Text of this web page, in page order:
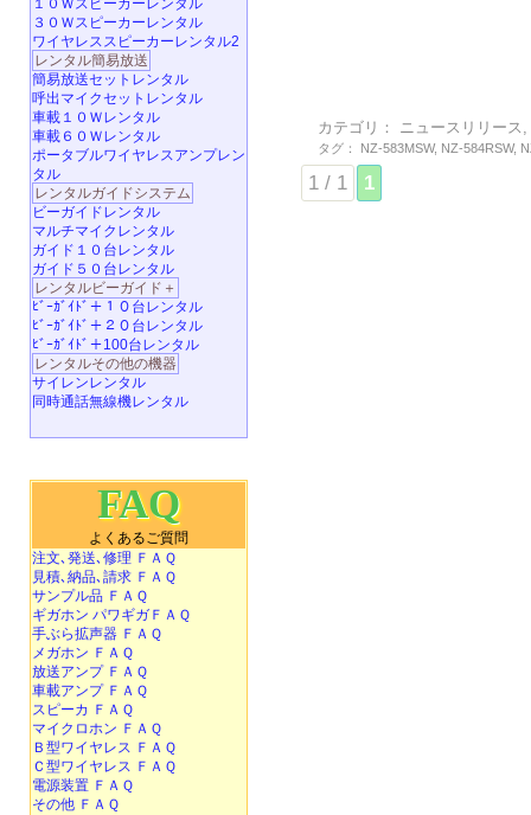
カテゴリ： ニュースリリース
タグ： NZ-583MSW, NZ-584RSW,
1 / 1 1
１０Ｗスピーカーレンタル
３０Ｗスピーカーレンタル
ワイヤレススピーカーレンタル2
レンタル簡易放送
簡易放送セットレンタル
呼出マイクセットレンタル
車載１０Ｗレンタル
車載６０Ｗレンタル
ポータブルワイヤレスアンプレン
タル
レンタルガイドシステム
ビーガイドレンタル
マルチマイクレンタル
ガイド１０台レンタル
ガイド５０台レンタル
レンタルビーガイド＋
ﾋﾞｰｶﾞｲﾄﾞ＋１０台レンタル
ﾋﾞｰｶﾞｲﾄﾞ＋２０台レンタル
ﾋﾞｰｶﾞｲﾄﾞ＋100台レンタル
レンタルその他の機器
サイレンレンタル
同時通話無線機レンタル
FAQ
よくあるご質問
注文､発送､修理 ＦＡＱ
見積､納品､請求 ＦＡＱ
サンプル品 ＦＡＱ
ギガホン パワギガＦＡＱ
手ぶら拡声器 ＦＡＱ
メガホン ＦＡＱ
放送アンプ ＦＡＱ
車載アンプ ＦＡＱ
スピーカ ＦＡＱ
マイクロホン ＦＡＱ
Ｂ型ワイヤレス ＦＡＱ
Ｃ型ワイヤレス ＦＡＱ
電源装置 ＦＡＱ
その他 ＦＡＱ